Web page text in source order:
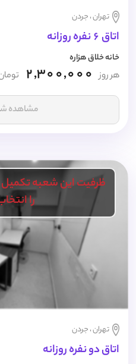
تهران ، جردن
اتاق 6 نفره روزانه
خانه خلاق هزاره
هر روز 2,300,000
مشاهده
ظرفیت این شعبه تکمیل
را
تهران ، جردن
اتاق دو نفره روزانه